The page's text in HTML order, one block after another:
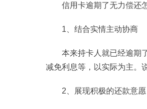
信用卡逾期了无力偿还
1、结合实情主动协商
本来持卡人就已经逾期
减免利息等，以实际为主。
2、展现积极的还款意愿